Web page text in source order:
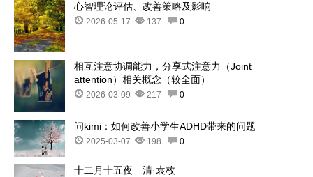
心智理论评估、改善策略及影响
2026-05-17 137 0
相互注意协调能力，分享式注意力（Joint
attention）相关概念（较全面）
2026-03-09 217 0
问kimi：如何改善小学生ADHD带来的问题
2025-03-07 198 0
十二月十五夜—清·袁枚